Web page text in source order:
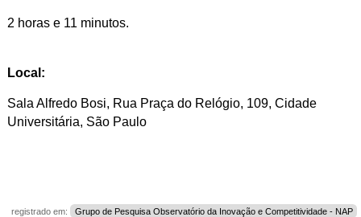
2 horas e 11 minutos.
Local:
Sala Alfredo Bosi, Rua Praça do Relógio, 109, Cidade
Universitária, São Paulo
registrado em: Grupo de Pesquisa Observatório da Inovação e Competitividade - NAP